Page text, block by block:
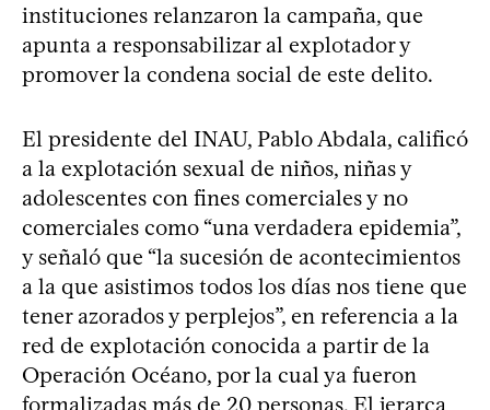
instituciones relanzaron la campaña, que
apunta a responsabilizar al explotador y
promover la condena social de este delito.
El presidente del INAU, Pablo Abdala, calificó
a la explotación sexual de niños, niñas y
adolescentes con fines comerciales y no
comerciales como “una verdadera epidemia”,
y señaló que “la sucesión de acontecimientos
a la que asistimos todos los días nos tiene que
tener azorados y perplejos”, en referencia a la
red de explotación conocida a partir de la
Operación Océano, por la cual ya fueron
formalizadas más de 20 personas. El jerarca